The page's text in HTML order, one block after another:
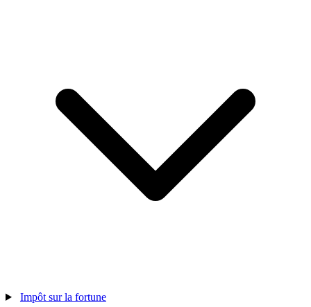
Impôt sur la fortune